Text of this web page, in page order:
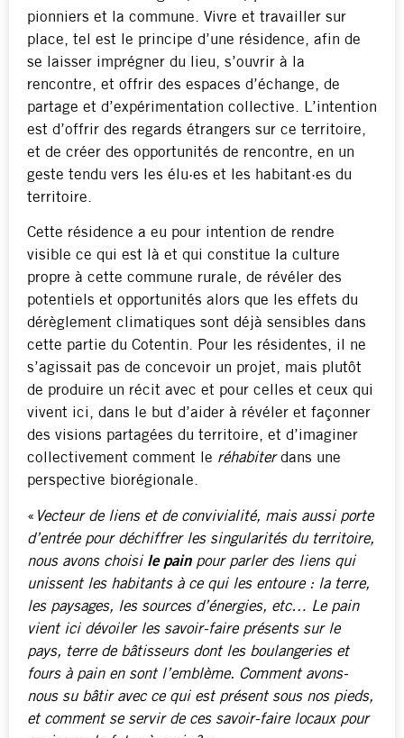
pionniers et la commune. Vivre et travailler sur
place, tel est le principe d’une résidence, afin de
se laisser imprégner du lieu, s’ouvrir à la
rencontre, et offrir des espaces d’échange, de
partage et d’expérimentation collective. L’intention
est d’offrir des regards étrangers sur ce territoire,
et de créer des opportunités de rencontre, en un
geste tendu vers les élu·es et les habitant·es du
territoire.
Cette résidence a eu pour intention de rendre
visible ce qui est là et qui constitue la culture
propre à cette commune rurale, de révéler des
potentiels et opportunités alors que les effets du
dérèglement climatiques sont déjà sensibles dans
cette partie du Cotentin. Pour les résidentes, il ne
s’agissait pas de concevoir un projet, mais plutôt
de produire un récit avec et pour celles et ceux qui
vivent ici, dans le but d’aider à révéler et façonner
des visions partagées du territoire, et d’imaginer
collectivement comment le réhabiterdans une
perspective biorégionale.
« Vecteur de liens et de convivialité, mais aussi porte
d’entrée pour déchiffrer les singularités du territoire,
nous avons choisi le painpour parler des liens qui
unissent les habitants à ce qui les entoure : la terre,
les paysages, les sources d’énergies, etc… Le pain
vient ici dévoiler les savoir-faire présents sur le
pays, terre de bâtisseurs dont les boulangeries et
fours à pain en sont l’emblème. Comment avons-
nous su bâtir avec ce qui est présent sous nos pieds,
et comment se servir de ces savoir-faire locaux pour